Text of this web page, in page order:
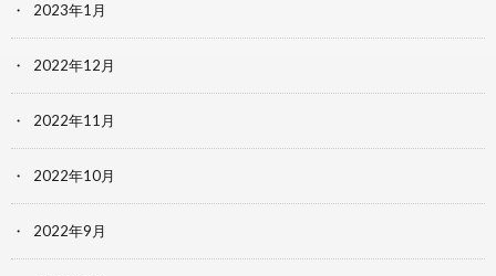
2023年1月
2022年12月
2022年11月
2022年10月
2022年9月